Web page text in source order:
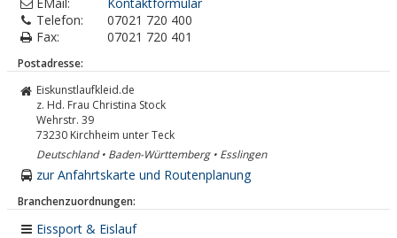
Telefon:
07021 720 400
Fax:
07021 720 401
Postadresse:
Eiskunstlaufkleid.de
z. Hd. Frau Christina Stock
Wehrstr. 39
73230 Kirchheim unter Teck
Deutschland • Baden-Württemberg • Esslingen
zur Anfahrtskarte und Routenplanung
Branchenzuordnungen:
Eissport & Eislauf